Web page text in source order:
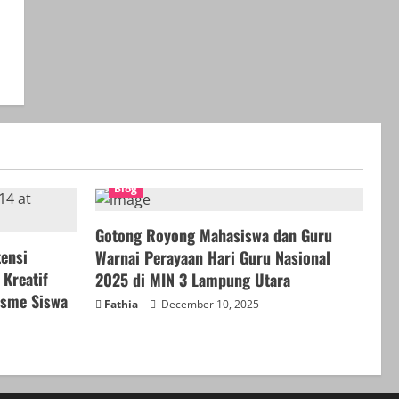
Kreatif
Siswa
Blog
Gotong Royong Mahasiswa dan Guru
Warnai Perayaan Hari Guru Nasional
2025 di MIN 3 Lampung Utara
Fathia December 10, 2025